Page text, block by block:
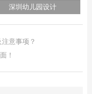
深圳幼儿园设计
意事项？
！